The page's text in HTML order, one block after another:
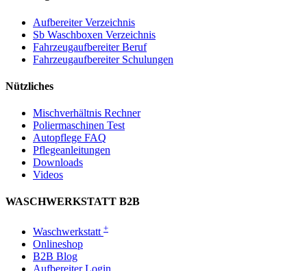
Aufbereiter Verzeichnis
Sb Waschboxen Verzeichnis
Fahrzeugaufbereiter Beruf
Fahrzeugaufbereiter Schulungen
Nützliches
Mischverhältnis Rechner
Poliermaschinen Test
Autopflege FAQ
Pflegeanleitungen
Downloads
Videos
WASCHWERKSTATT B2B
Waschwerkstatt +
Onlineshop
B2B Blog
Aufbereiter Login